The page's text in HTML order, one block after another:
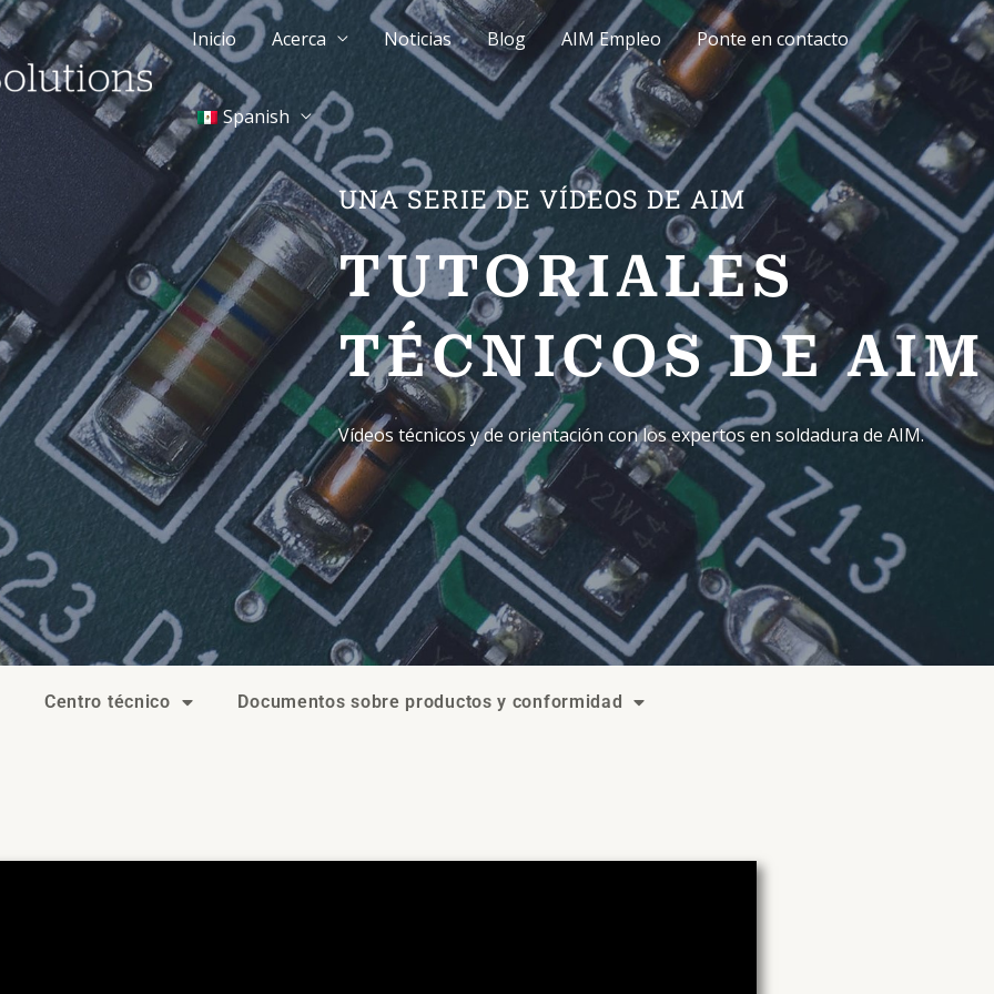
Inicio Acerca Noticias Blog AIM Empleo Ponte en contacto
Spanish
UNA SERIE DE VÍDEOS DE AIM
TUTORIALES
TÉCNICOS DE AIM
Vídeos técnicos y de orientación con los expertos en soldadura de AIM.
Centro técnico Documentos sobre productos y conformidad
el perfilado de reflujo